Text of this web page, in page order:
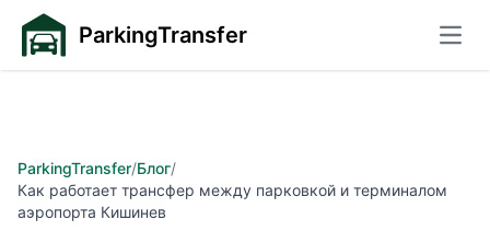
ParkingTransfer
ParkingTransfer/Блог/
Как работает трансфер между парковкой и терминалом
аэропорта Кишинев